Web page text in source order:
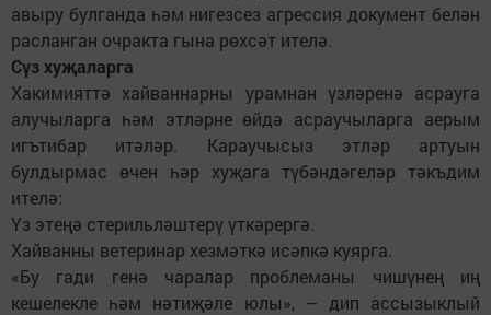
авыру булганда һәм нигезсез агрессия документ белән
расланган очракта гына рөхсәт ителә.
Сүз хуҗаларга
Хакимияттә хайваннарны урамнан үзләренә асрауга
алучыларга һәм этләрне өйдә асраучыларга аерым
игътибар итәләр. Караучысыз этләр артуын
булдырмас өчен һәр хуҗага түбәндәгеләр тәкъдим
ителә:
Үз этеңә стерильләштерү үткәрергә.
Хайванны ветеринар хезмәткә исәпкә куярга.
«Бу гади генә чаралар проблеманы чишүнең иң
кешелекле һәм нәтиҗәле юлы», – дип ассызыклый